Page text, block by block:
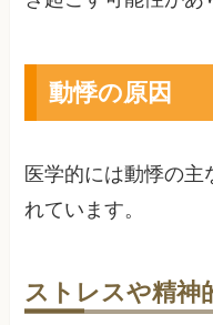
動悸の原因
医学的には動悸の主
れています。
ストレスや精神